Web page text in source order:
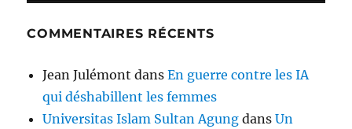
COMMENTAIRES RÉCENTS
Jean Julémont dansEn guerre contre les IA
qui déshabillent les femmes
Universitas Islam Sultan Agung dansUn